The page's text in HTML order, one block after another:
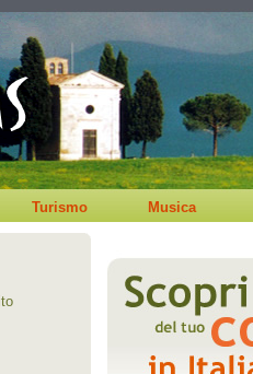
Turismo Musica